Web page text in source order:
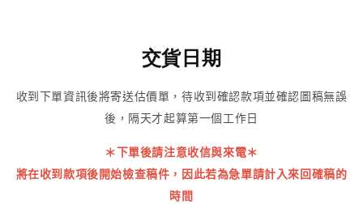
交貨日期
收到下單資訊後將寄送估價單，待收到確認款項並確認圖稿無誤
後，隔天才起算第一個工作日
＊下單後請注意收信與來電＊
將在收到款項後開始檢查稿件，因此若為急單請計入來回確稿的
時間